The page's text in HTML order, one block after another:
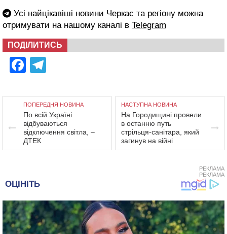
Усі найцікавіші новини Черкас та регіону можна
отримувати на нашому каналі в Telegram
ПОДІЛИТИСЬ
Facebook
ПОПЕРЕДНЯ НОВИНА
По всій Україні
відбуваються
відключення світла, –
ДТЕК
НАСТУПНА НОВИНА
На Городищині провели
в останню путь
стрільця-санітара, який
загинув на війні
РЕКЛАМА
РЕКЛАМА